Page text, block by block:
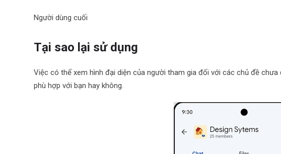
Người dùng cuối
Tại sao lại sử dụng
Việc có thể xem hình đại diện của người tham gia đối với các chủ đề
phù hợp với bạn hay không.